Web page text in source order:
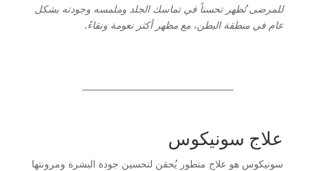
للمرضى تُظهر تحسناً في تماسك الجلد وملمسه وجودته بشكل
عام في منطقة البطن، مع مظهر أكثر نعومة ونقاءً.
علاج سونيكوس
سونيكوس هو علاج متطور يُحقن لتحسين جودة البشرة ومرونتها